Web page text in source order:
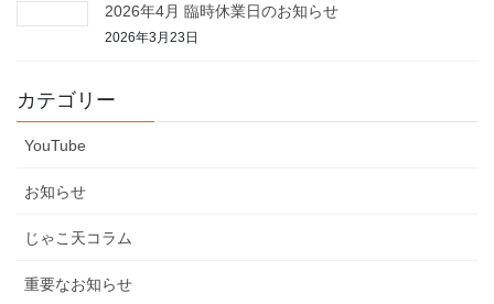
2026年4月 臨時休業日のお知らせ
2026年3月23日
カテゴリー
YouTube
お知らせ
じゃこ天コラム
重要なお知らせ